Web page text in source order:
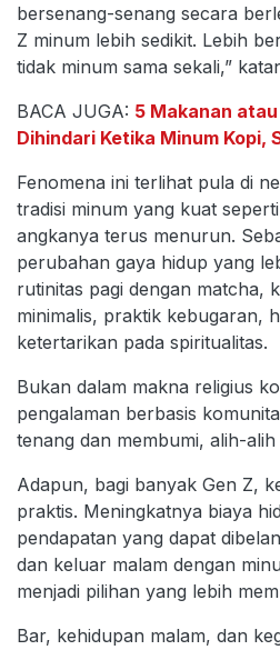
bersenang-senang secara
Z minum lebih sedikit. Lebih
tidak minum sama sekali,”
BACA JUGA: 5 Makanan
Dihindari Ketika Minum Kopi,
Fenomena ini terlihat pula di
tradisi minum yang kuat
angkanya terus menurun.
perubahan gaya hidup yang
rutinitas pagi dengan matcha,
minimalis, praktik kebugaran,
ketertarikan pada spiritualitas.
Bukan dalam makna religius
pengalaman berbasis
tenang dan membumi, alih-
Adapun, bagi banyak Gen Z,
praktis. Meningkatnya biaya
pendapatan yang dapat
dan keluar malam dengan
menjadi pilihan yang lebih
Bar, kehidupan malam, dan